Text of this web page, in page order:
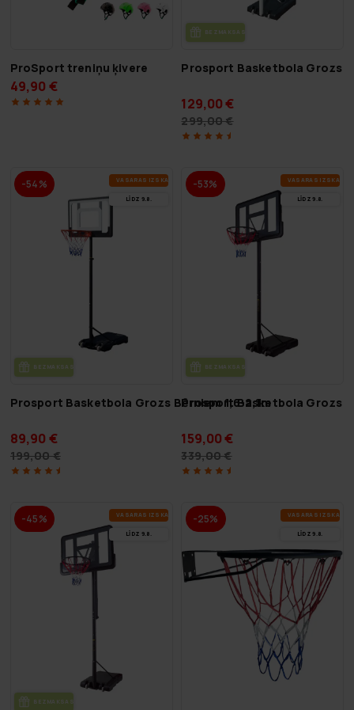
ProSport treniņu ķivere
49,90 €
BEZ­MAK­SAS PIE­GĀ­DE
Prosport Basketbola Grozs
129,00 €
299,00 €
-54% VA­SA­RAS IZ­SKA­ŅA
LĪDZ 9.8.
BEZ­MAK­SAS PIE­GĀ­DE
Prosport Basketbola Grozs Bērniem 1,6-2,1m
89,90 €
199,00 €
-53% VA­SA­RAS IZ­SKA­ŅA
LĪDZ 9.8.
BEZ­MAK­SAS PIE­GĀ­DE
Prosport Basketbola Grozs
159,00 €
339,00 €
-45% VA­SA­RAS IZ­SKA­ŅA
LĪDZ 9.8.
BEZ­MAK­SAS PIE­GĀ­DE
-25% VA­SA­RAS IZ­SKA­ŅA
LĪDZ 9.8.